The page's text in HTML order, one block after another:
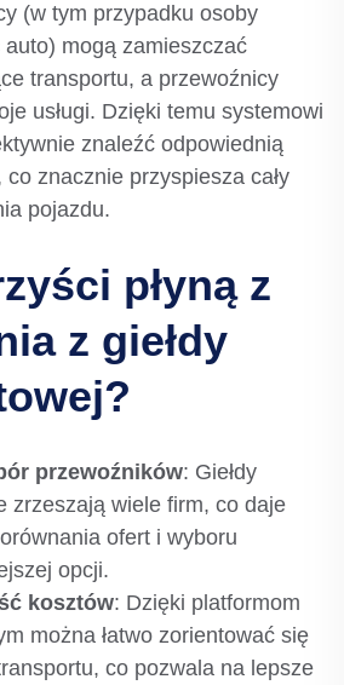
(w tym przypadku osoby
mogą zamieszczać
transportu, a przewoźnicy
usługi. Dzięki temu systemowi
znaleźć odpowiednią
znacznie przyspiesza cały
pojazdu.
płyną z
z giełdy
przewoźników: Giełdy
zrzeszają wiele firm, co daje
ofert i wyboru
opcji.
kosztów: Dzięki platformom
można łatwo zorientować się
co pozwala na lepsze